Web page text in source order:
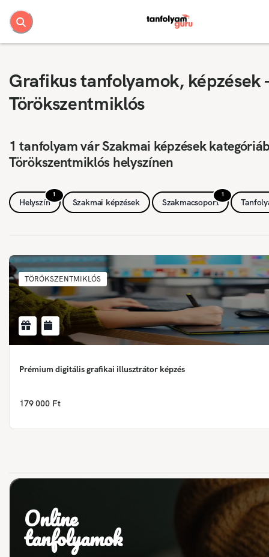
Grafikus tanfolyamok, képzések
Törökszentmiklós
1 tanfolyam vár Szakmai képzések
Törökszentmiklós helyszínen
1
Helyszín Szakmai képzések
1
Szakmacsoport
TÖRÖKSZENTMIKLÓS
Prémium digitális grafikai illusztrátor képzés
179 000 Ft
Online
tanfolyamok